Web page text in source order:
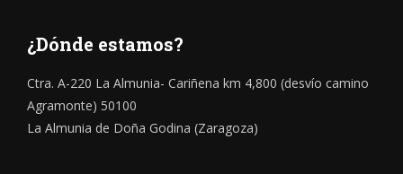
¿Dónde estamos?
Ctra. A-220 La Almunia- Cariñena km 4,800 (desvío camino
Agramonte) 50100
La Almunia de Doña Godina (Zaragoza)